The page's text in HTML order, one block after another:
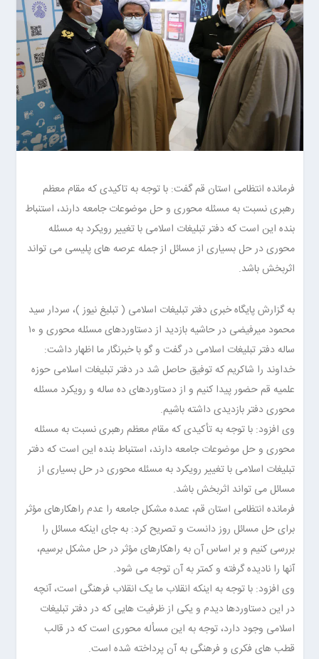
فرمانده انتظامی استان قم گفت: با توجه به تاکیدی که مقام معظم
رهبری نسبت به مسئله محوری و حل موضوعات جامعه دارند، استنباط
بنده این است که دفتر تبلیغات اسلامی با تغییر رویکرد به مسئله
محوری در حل بسیاری از مسائل از جمله عرصه های پلیسی می تواند
اثربخش باشد.
به گزارش پایگاه خبری دفتر تبلیغات اسلامی (تبلیغ نیوز )، سردار سید
محمود میرفیضی در حاشیه بازدید از دستاوردهای مسئله محوری و ۱۰
ساله دفتر تبلیغات اسلامی در گفت و گو با خبرنگار ما اظهار داشت:
خداوند را شاکریم که توفیق حاصل شد در دفتر تبلیغات اسلامی حوزه
علمیه قم حضور پیدا کنیم و از دستاوردهای ده ساله و رویکرد مسئله
محوری دفتر بازدیدی داشته باشیم.
وی افزود: با توجه به تأکیدی که مقام معظم رهبری نسبت به مسئله
محوری و حل موضوعات جامعه دارند، استنباط بنده این است که دفتر
تبلیغات اسلامی با تغییر رویکرد به مسئله محوری در حل بسیاری از
مسائل می تواند اثربخش باشد.
فرمانده انتظامی استان قم، عمده مشکل جامعه را عدم راهکارهای مؤثر
برای حل مسائل روز دانست و تصریح کرد: به جای اینکه مسائل را
بررسی کنیم و بر اساس آن به راهکارهای مؤثر در حل مشکل برسیم،
آنها را نادیده گرفته و کمتر به آن توجه می شود.
وی افزود: با توجه به اینکه انقلاب ما یک انقلاب فرهنگی است، آنچه
در این دستاوردها دیدم و یکی از ظرفیت هایی که در دفتر تبلیغات
اسلامی وجود دارد، توجه به این مسأله محوری است که در قالب
قطب های فکری و فرهنگی به آن پرداخته شده است.